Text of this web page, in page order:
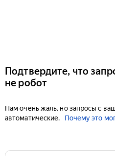
Подтвердите, что
не робот
Нам очень жаль, но запросы с
автоматические.
Почему это